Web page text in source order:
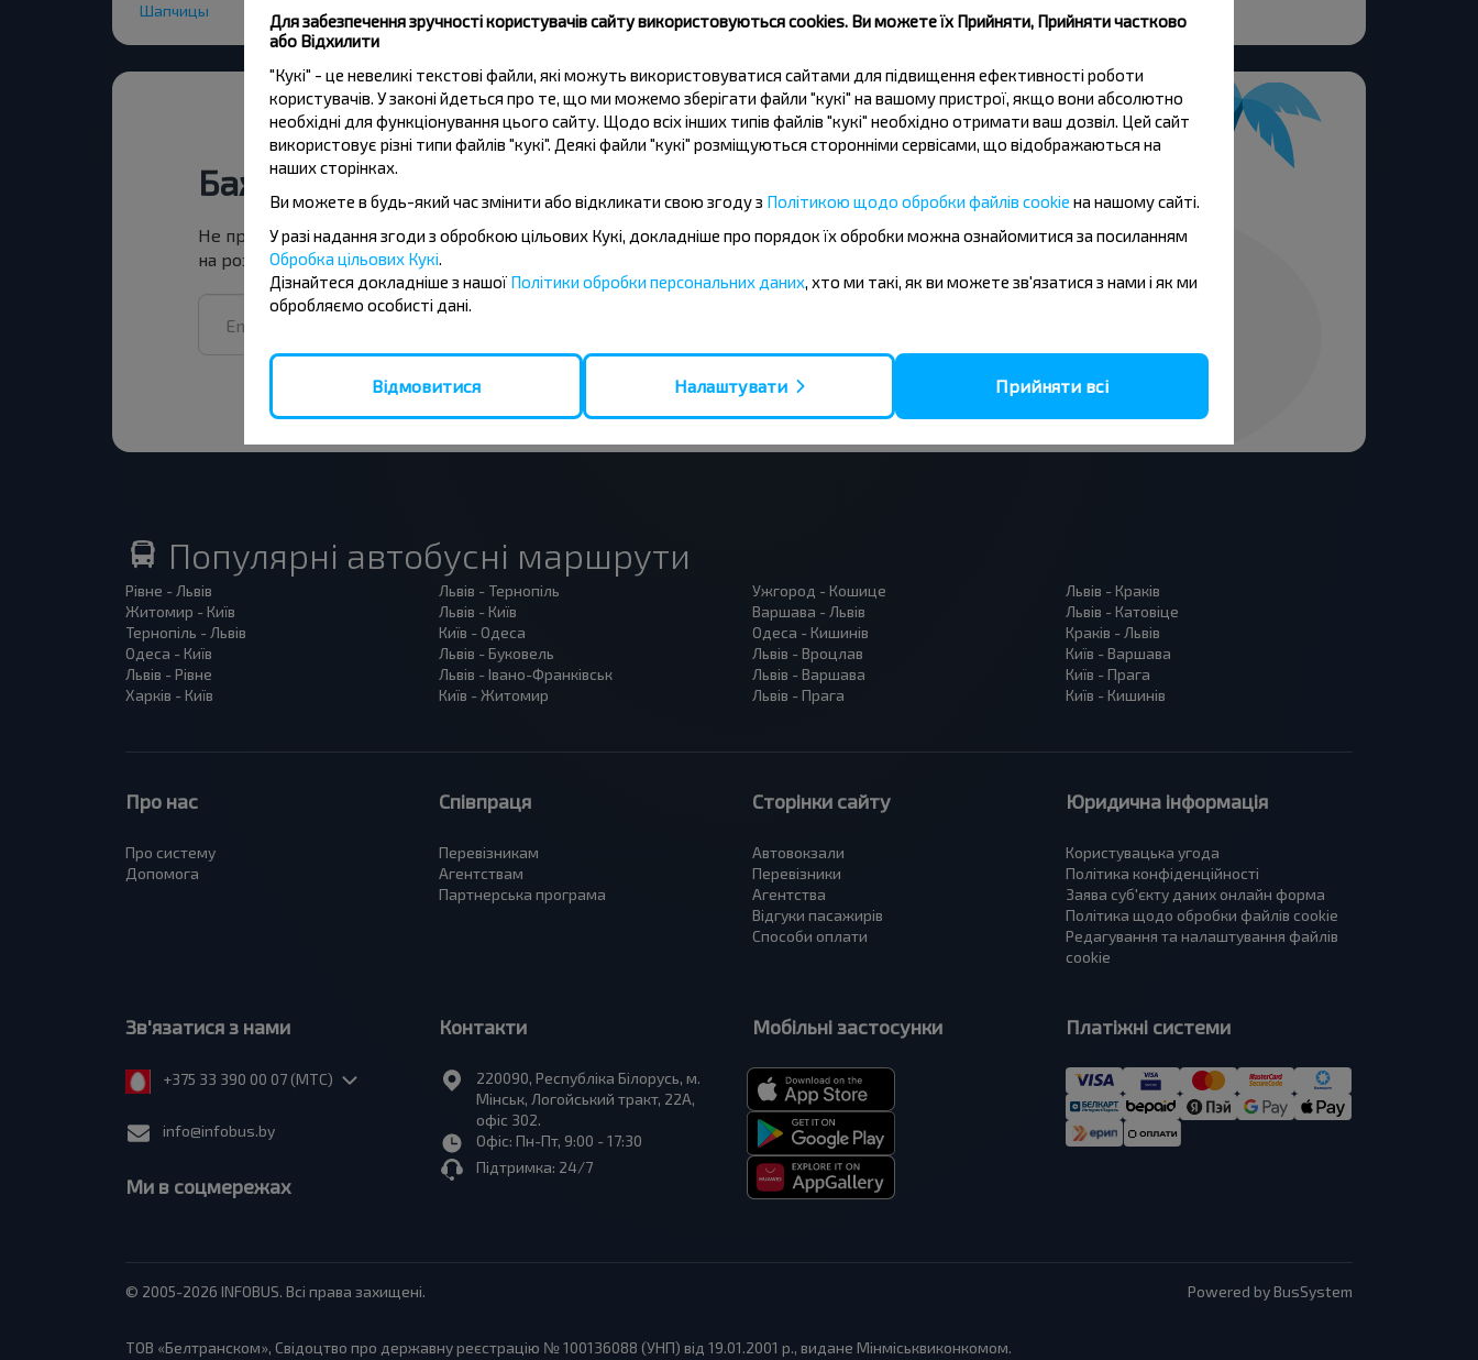
Шапчицы Шапчицы-1
Бажаєте подорожувати дешевше?
Не пропусти акції, знижки та спеціальні пропозиції, INFOBUS. Підпишись
на розсилку та подорожуй з нами дешевше!
Популярні автобусні маршрути
Рівне - Львів
Житомир - Київ
Тернопіль - Львів
Одеса - Київ
Львів - Рівне
Харків - Київ
Львів - Тернопіль
Львів - Київ
Київ - Одеса
Львів - Буковель
Львів - Івано-Франківськ
Київ - Житомир
Ужгород - Кошице
Варшава - Львів
Одеса - Кишинів
Львів - Вроцлав
Львів - Варшава
Львів - Прага
Львів - Краків
Львів - Катовіце
Краків - Львів
Київ - Варшава
Київ - Прага
Київ - Кишинів
Про нас
Про систему
Допомога
Співпраця
Перевізникам
Агентствам
Партнерська програма
Сторінки сайту
Автовокзали
Перевізники
Агентства
Відгуки пасажирів
Способи оплати
Юридична інформація
Користувацька угода
Політика конфіденційності
Заява суб'єкту даних онлайн форма
Політика щодо обробки файлів cookie
Редагування та налаштування файлів
cookie
Зв'язатися з нами
+375 33 390 00 07 (МТС)
info@infobus.by
Ми в соцмережах
Контакти
220090, Республіка Білорусь, м.
Мінськ, Логойський тракт, 22А,
офіс 302.
Офіс: Пн-Пт, 9:00 - 17:30
Підтримка: 24/7
Мобільні застосунки Платіжні системи
© 2005-2026 INFOBUS. Всі права захищені. Powered by BusSystem
ТОВ «Белтранском», Свідоцтво про державну реєстрацію № 100136088 (УНП) від 19.01.2001 р., видане Мінміськвиконкомом.
Для забезпечення зручності користувачів сайту використовуються cookies. Ви можете їх Прийняти, Прийняти частково
або Відхилити
"Кукі" - це невеликі текстові файли, які можуть використовуватися сайтами для підвищення ефективності роботи
користувачів. У законі йдеться про те, що ми можемо зберігати файли "кукі" на вашому пристрої, якщо вони абсолютно
необхідні для функціонування цього сайту. Щодо всіх інших типів файлів "кукі" необхідно отримати ваш дозвіл. Цей сайт
використовує різні типи файлів "кукі". Деякі файли "кукі" розміщуються сторонніми сервісами, що відображаються на
наших сторінках.
Ви можете в будь-який час змінити або відкликати свою згоду з Політикою щодо обробки файлів cookie на нашому сайті.
У разі надання згоди з обробкою цільових Кукі, докладніше про порядок їх обробки можна ознайомитися за посиланням
Обробка цільових Кукі.
Дізнайтеся докладніше з нашої Політики обробки персональних даних, хто ми такі, як ви можете зв'язатися з нами і як ми
обробляємо особисті дані.
Відмовитися Налаштувати Прийняти всі